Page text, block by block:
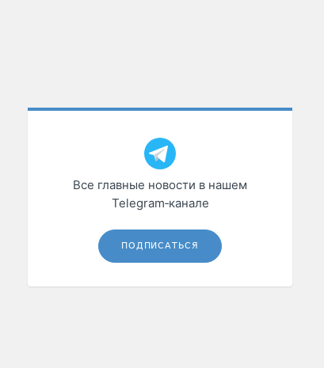
Все главные новости в нашем
Telegram‑канале
ПОДПИСАТЬСЯ